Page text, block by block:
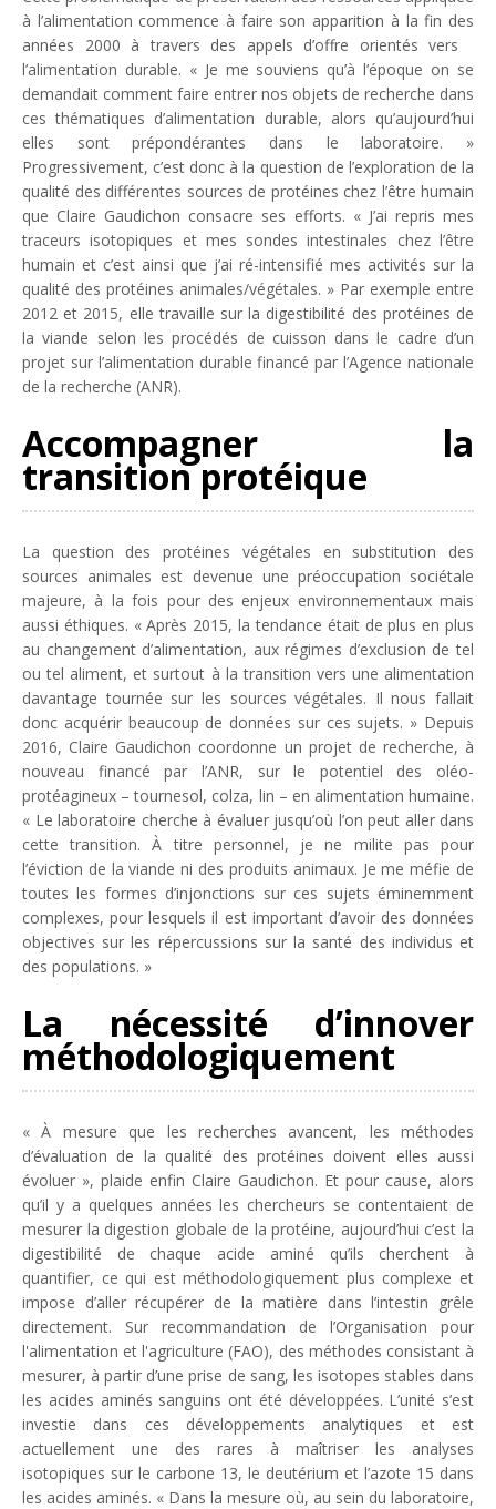
à l’alimentation commence à faire son apparition à la fin des
années 2000 à travers des appels d’offre orientés vers
l’alimentation durable. «Je me souviens qu’à l’époque on se
demandait comment faire entrer nos objets de recherche dans
ces thématiques d’alimentation durable, alors qu’aujourd’hui
elles sont prépondérantes dans le laboratoire. »
Progressivement, c’est donc à la question de l’exploration de la
qualité des différentes sources de protéines chez l’être humain
que Claire Gaudichon consacre ses efforts. « J’ai repris mes
traceurs isotopiques et mes sondes intestinales chez l’être
humain et c’est ainsi que j’ai ré-intensifié mes activités sur la
qualité des protéines animales/végétales. » Par exemple entre
2012 et 2015, elle travaille sur la digestibilité des protéines de
la viande selon les procédés de cuisson dans le cadre d’un
projet sur l’alimentation durable financé par l’Agence nationale
de la recherche (ANR).
Accompagner la
transition protéique
La question des protéines végétales en substitution des
sources animales est devenue une préoccupation sociétale
majeure, à la fois pour des enjeux environnementaux mais
aussi éthiques. «Après 2015, la tendance était de plus en plus
au changement d’alimentation, aux régimes d’exclusion de tel
ou tel aliment, et surtout à la transition vers une alimentation
davantage tournée sur les sources végétales. Il nous fallait
donc acquérir beaucoup de données sur ces sujets. » Depuis
2016, Claire Gaudichon coordonne un projet de recherche, à
nouveau financé par l’ANR, sur le potentiel des oléo-
protéagineux – tournesol, colza, lin – en alimentation humaine.
« Le laboratoire cherche à évaluer jusqu’où l’on peut aller dans
cette transition. À titre personnel, je ne milite pas pour
l’éviction de la viande ni des produits animaux. Je me méfie de
toutes les formes d’injonctions sur ces sujets éminemment
complexes, pour lesquels il est important d’avoir des données
objectives sur les répercussions sur la santé des individus et
des populations. »
La nécessité d’innover
méthodologiquement
«À mesure que les recherches avancent, les méthodes
d’évaluation de la qualité des protéines doivent elles aussi
évoluer », plaide enfin Claire Gaudichon. Et pour cause, alors
qu’il y a quelques années les chercheurs se contentaient de
mesurer la digestion globale de la protéine, aujourd’hui c’est la
digestibilité de chaque acide aminé qu’ils cherchent à
quantifier, ce qui est méthodologiquement plus complexe et
impose d’aller récupérer de la matière dans l’intestin grêle
directement. Sur recommandation de l’Organisation pour
l'alimentation et l'agriculture (FAO), des méthodes consistant à
mesurer, à partir d’une prise de sang, les isotopes stables dans
les acides aminés sanguins ont été développées. L’unité s’est
investie dans ces développements analytiques et est
actuellement une des rares à maîtriser les analyses
isotopiques sur le carbone 13, le deutérium et l’azote 15 dans
les acides aminés. « Dans la mesure où, au sein du laboratoire,